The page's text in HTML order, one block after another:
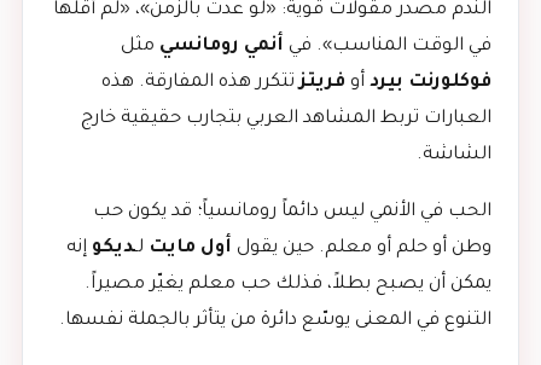
الندم مصدر مقولات قوية: «لو عدت بالزمن»، «لم أقلها
في الوقت المناسب». في أنمي رومانسي مثل
فوكلورنت بيرد أو فريتزتتكرر هذه المفارقة. هذه
العبارات تربط المشاهد العربي بتجارب حقيقية خارج
الشاشة.
الحب في الأنمي ليس دائماً رومانسياً؛ قد يكون حب
وطن أو حلم أو معلم. حين يقول أول مايت لـديكو إنه
يمكن أن يصبح بطلاً، فذلك حب معلم يغيّر مصيراً.
التنوع في المعنى يوسّع دائرة من يتأثر بالجملة نفسها.